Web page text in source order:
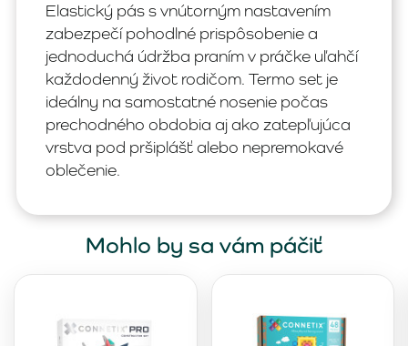
Elastický pás s vnútorným nastavením
zabezpečí pohodlné prispôsobenie a
jednoduchá údržba praním v práčke uľahčí
každodenný život rodičom. Termo set je
ideálny na samostatné nosenie počas
prechodného obdobia aj ako zatepľujúca
vrstva pod pršiplášť alebo nepremokavé
oblečenie.
Mohlo by sa vám páčiť